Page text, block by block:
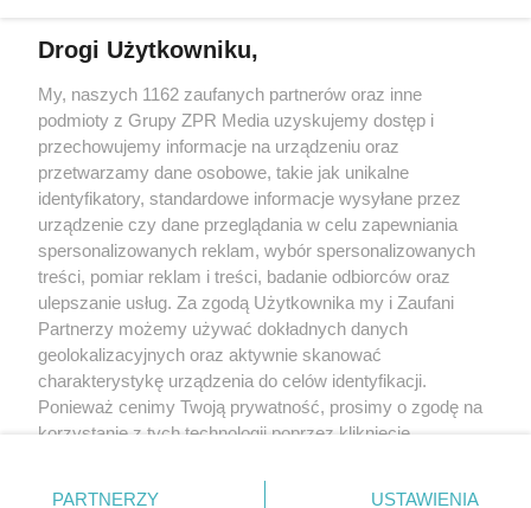
Żaden utwór zamieszczony w serwisie nie może być powielany i
rozpowszechniany lub dalej rozpowszechniany w jakikolwiek sposób
(w tym także elektroniczny lub mechaniczny) na jakimkolwiek polu
eksploatacji w jakiejkolwiek formie, włącznie z umieszczaniem w
Internecie bez pisemnej zgody właściciela praw. Jakiekolwiek użycie
lub wykorzystanie utworów w całości lub w części z naruszeniem
prawa, tzn. bez właściwej zgody, jest zabronione pod groźbą kary i
może być ścigane prawnie.
O nas
Drogi Użytkowniku,
My, naszych 1162 zaufanych partnerów oraz inne
podmioty z Grupy ZPR Media uzyskujemy dostęp i
przechowujemy informacje na urządzeniu oraz
przetwarzamy dane osobowe, takie jak unikalne
identyfikatory, standardowe informacje wysyłane przez
urządzenie czy dane przeglądania w celu zapewniania
spersonalizowanych reklam, wybór spersonalizowanych
treści, pomiar reklam i treści, badanie odbiorców oraz
ulepszanie usług. Za zgodą Użytkownika my i Zaufani
Partnerzy możemy używać dokładnych danych
geolokalizacyjnych oraz aktywnie skanować
charakterystykę urządzenia do celów identyfikacji.
Ponieważ cenimy Twoją prywatność, prosimy o zgodę na
korzystanie z tych technologii poprzez kliknięcie
zmienić/wycofać klikając przycisk ustawień prywatności
PARTNERZY USTAWIENIA